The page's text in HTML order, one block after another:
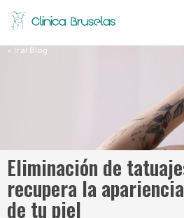
< Ir al Blog
Eliminación de
recupera la
de tu piel